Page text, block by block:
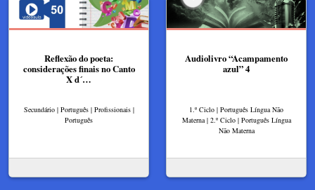
Reflexão do poeta:
considerações finais no Canto
X d´…
Secundário | Português | Profissionais |
Português
Audiolivro “Acampamento
azul” 4
1.º Ciclo | Português Língua Não
Materna | 2.º Ciclo | Português Língua
Não Materna